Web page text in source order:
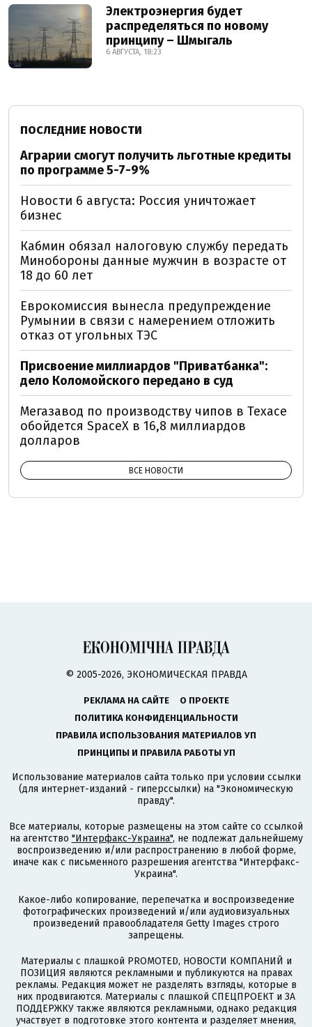
Электроэнергия будет
распределяться по новому
принципу – Шмыгаль
6 АВГУСТА, 18:23
ПОСЛЕДНИЕ НОВОСТИ
Аграрии смогут получить льготные кредиты
по программе 5-7-9%
Новости 6 августа: Россия уничтожает
бизнес
Кабмин обязал налоговую службу передать
Минобороны данные мужчин в возрасте от
18 до 60 лет
Еврокомиссия вынесла предупреждение
Румынии в связи с намерением отложить
отказ от угольных ТЭС
Присвоение миллиардов "Приватбанка":
дело Коломойского передано в суд
Мегазавод по производству чипов в Техасе
обойдется SpaceX в 16,8 миллиардов
долларов
ВСЕ НОВОСТИ
© 2005-2026, ЭКОНОМИЧЕСКАЯ ПРАВДА
РЕКЛАМА НА САЙТЕ
О ПРОЕКТЕ
ПОЛИТИКА КОНФИДЕНЦИАЛЬНОСТИ
ПРАВИЛА ИСПОЛЬЗОВАНИЯ МАТЕРИАЛОВ УП
ПРИНЦИПЫ И ПРАВИЛА РАБОТЫ УП
Использование материалов сайта только при условии ссылки
(для интернет-изданий - гиперссылки) на "Экономическую
правду".
Все материалы, которые размещены на этом сайте со ссылкой
на агентство "Интерфакс-Украина", не подлежат дальнейшему
воспроизведению и/или распространению в любой форме,
иначе как с письменного разрешения агентства "Интерфакс-
Украина".
Какое-либо копирование, перепечатка и воспроизведение
фотографических произведений и/или аудиовизуальных
произведений правообладателя Getty Images строго
запрещены.
Материалы с плашкой PROMOTED, НОВОСТИ КОМПАНИЙ и
ПОЗИЦИЯ являются рекламными и публикуются на правах
рекламы. Редакция может не разделять взгляды, которые в
них продвигаются. Материалы с плашкой СПЕЦПРОЕКТ и ЗА
ПОДДЕРЖКУ также являются рекламными, однако редакция
участвует в подготовке этого контента и разделяет мнения,